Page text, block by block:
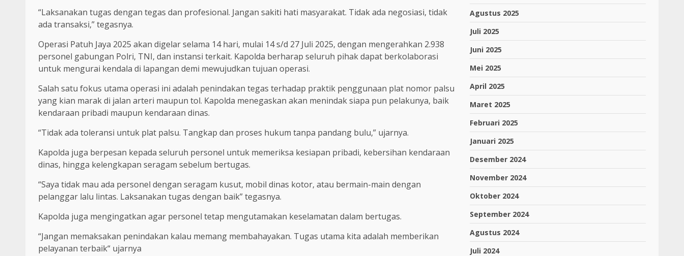
“Laksanakan tugas dengan tegas dan profesional. Jangan sakiti hati masyarakat. Tidak ada negosiasi, tidak
ada transaksi,” tegasnya.
Operasi Patuh Jaya 2025 akan digelar selama 14 hari, mulai 14 s/d 27 Juli 2025, dengan mengerahkan 2.938
personel gabungan Polri, TNI, dan instansi terkait. Kapolda berharap seluruh pihak dapat berkolaborasi
untuk mengurai kendala di lapangan demi mewujudkan tujuan operasi.
Salah satu fokus utama operasi ini adalah penindakan tegas terhadap praktik penggunaan plat nomor palsu
yang kian marak di jalan arteri maupun tol. Kapolda menegaskan akan menindak siapa pun pelakunya, baik
kendaraan pribadi maupun kendaraan dinas.
“Tidak ada toleransi untuk plat palsu. Tangkap dan proses hukum tanpa pandang bulu,” ujarnya.
Kapolda juga berpesan kepada seluruh personel untuk memeriksa kesiapan pribadi, kebersihan kendaraan
dinas, hingga kelengkapan seragam sebelum bertugas.
“Saya tidak mau ada personel dengan seragam kusut, mobil dinas kotor, atau bermain-main dengan
pelanggar lalu lintas. Laksanakan tugas dengan baik” tegasnya.
Kapolda juga mengingatkan agar personel tetap mengutamakan keselamatan dalam bertugas.
“Jangan memaksakan penindakan kalau memang membahayakan. Tugas utama kita adalah memberikan
pelayanan terbaik“ ujarnya
Agustus 2025
Juli 2025
Juni 2025
Mei 2025
April 2025
Maret 2025
Februari 2025
Januari 2025
Desember 2024
November 2024
Oktober 2024
September 2024
Agustus 2024
Juli 2024